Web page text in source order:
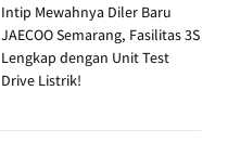
Intip Mewahnya Diler Baru
JAECOO Semarang, Fasilitas 3S
Lengkap dengan Unit Test
Drive Listrik!